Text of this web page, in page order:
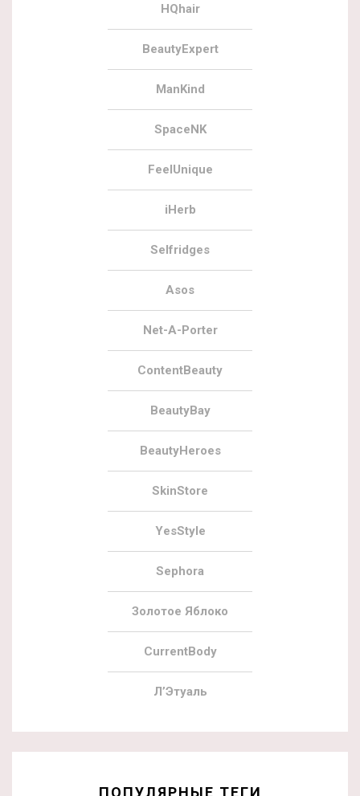
HQhair
BeautyExpert
ManKind
SpaceNK
FeelUnique
iHerb
Selfridges
Asos
Net-A-Porter
ContentBeauty
BeautyBay
BeautyHeroes
SkinStore
YesStyle
Sephora
Золотое Яблоко
CurrentBody
Л’Этуаль
ПОПУЛЯРНЫЕ ТЕГИ